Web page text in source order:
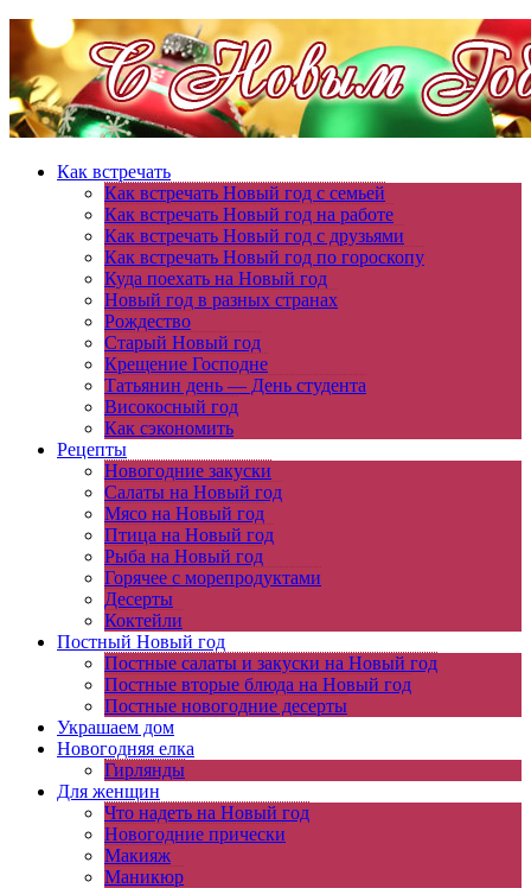
Как встречать
Как встречать Новый год с семьей
Как встречать Новый год на работе
Как встречать Новый год с друзьями
Как встречать Новый год по гороскопу
Куда поехать на Новый год
Новый год в разных странах
Рождество
Старый Новый год
Крещение Господне
Татьянин день — День студента
Високосный год
Как сэкономить
Рецепты
Новогодние закуски
Салаты на Новый год
Мясо на Новый год
Птица на Новый год
Рыба на Новый год
Горячее с морепродуктами
Десерты
Коктейли
Постный Новый год
Постные салаты и закуски на Новый год
Постные вторые блюда на Новый год
Постные новогодние десерты
Украшаем дом
Новогодняя елка
Гирлянды
Для женщин
Что надеть на Новый год
Новогодние прически
Макияж
Маникюр